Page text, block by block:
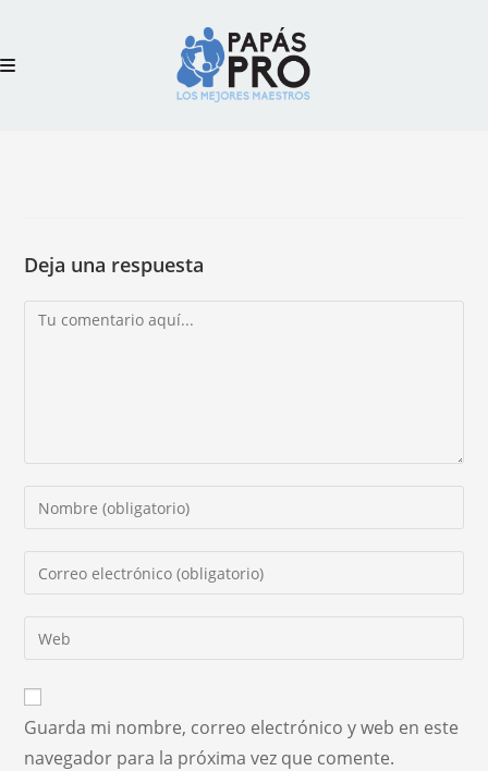
Deja una respuesta
Guarda mi nombre, correo electrónico y web en este
navegador para la próxima vez que comente.